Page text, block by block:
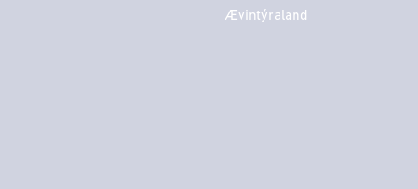
Ævintýraland